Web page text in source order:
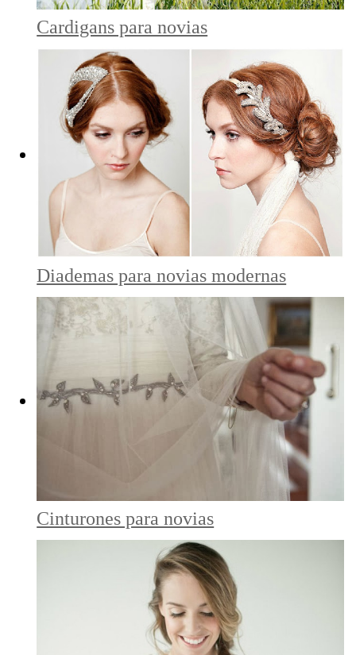
Cardigans para novias
Diademas para novias modernas
Cinturones para novias